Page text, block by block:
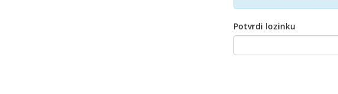
Potvrdi lozinku